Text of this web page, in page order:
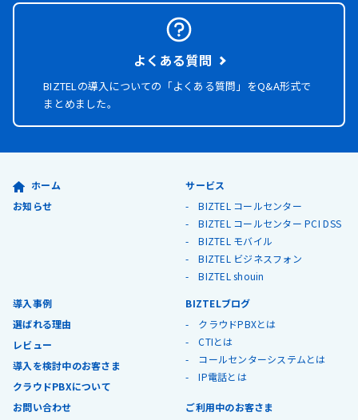
よくある質問
BIZTELの導入についての「よくある質問」をQ&A形式で
まとめました。
ホーム
お知らせ
サービス
BIZTEL コールセンター
BIZTEL コールセンター PCI DSS
BIZTEL モバイル
BIZTEL ビジネスフォン
BIZTEL shouin
導入事例
選ばれる理由
レビュー
導入を検討中のお客さま
クラウドPBXについて
BIZTELブログ
クラウドPBXとは
CTIとは
コールセンターシステムとは
IP電話とは
お問い合わせ
ご利用中のお客さま